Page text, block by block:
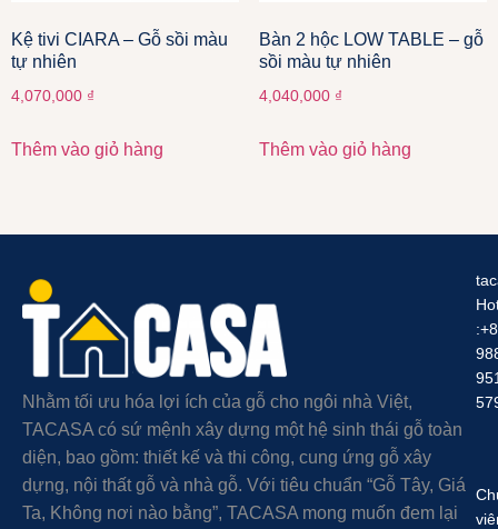
Kệ tivi CIARA – Gỗ sồi màu
tự nhiên
4,070,000 ₫
Thêm vào giỏ hàng
Bàn 2 hộc LOW TABLE – gỗ
sồi màu tự nhiên
4,040,000 ₫
Thêm vào giỏ hàng
Nhằm tối ưu hóa lợi ích của gỗ cho ngôi nhà Việt,
TACASA có sứ mệnh xây dựng một hệ sinh thái gỗ toàn
diện, bao gồm: thiết kế và thi công, cung ứng gỗ xây
dựng, nội thất gỗ và nhà gỗ. Với tiêu chuẩn “Gỗ Tây, Giá
Ta, Không nơi nào bằng”, TACASA mong muốn đem lại